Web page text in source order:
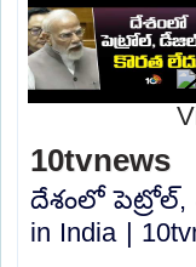
10tvnews
దేశంలో పెట్రోల్‌,
in India |